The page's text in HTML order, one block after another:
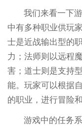
我们来看一下
中有多种职业供玩
士是近战输出型的
力；法师则以远程
害；道士则是支持
能。玩家可以根据
的职业，进行冒险和
游戏中的任务